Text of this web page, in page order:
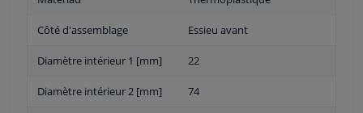
Côté d'assemblage Essieu avant
Diamètre intérieur 1 [mm] 22
Diamètre intérieur 2 [mm] 74